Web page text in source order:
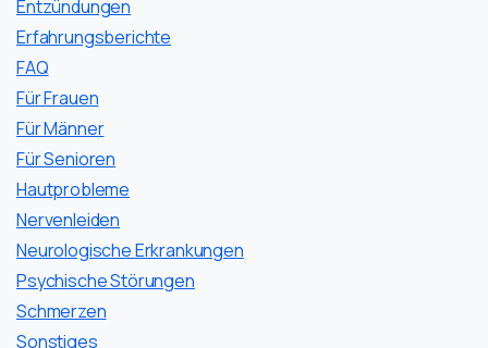
Entzündungen
Erfahrungsberichte
FAQ
Für Frauen
Für Männer
Für Senioren
Hautprobleme
Nervenleiden
Neurologische Erkrankungen
Psychische Störungen
Schmerzen
Sonstiges